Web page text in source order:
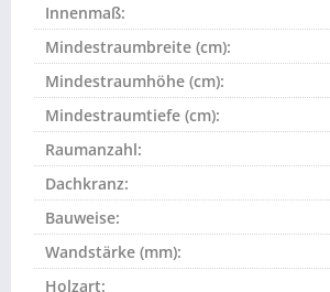
Innenmaß:
Mindestraumbreite (cm):
Mindestraumhöhe (cm):
Mindestraumtiefe (cm):
Raumanzahl:
Dachkranz:
Bauweise:
Wandstärke (mm):
Holzart: